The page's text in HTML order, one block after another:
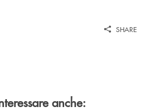
SHARE
anche: